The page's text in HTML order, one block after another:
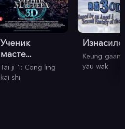
Ученик
масте...
Tai ji 1: Cong ling
kai shi
Keung gaan
yau wak